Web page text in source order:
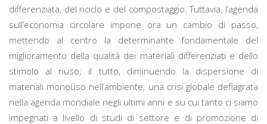
differenziata, del riciclo e del compostaggio. Tuttavia, l’agenda
sull’economia circolare impone ora un cambio di passo,
mettendo al centro la determinante fondamentale del
miglioramento della qualità dei materiali differenziati e dello
stimolo al riuso; il tutto, diminuendo la dispersione di
materiali monouso nell’ambiente, una crisi globale deflagrata
nella agenda mondiale negli ultimi anni e su cui tanto ci siamo
impegnati a livello di studi di settore e di promozione di